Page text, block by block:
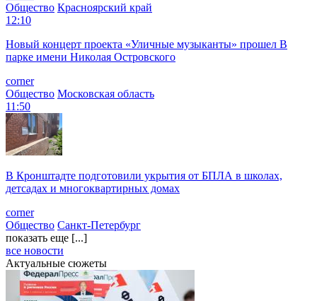
Общество Красноярский край
12:10
Новый концерт проекта «Уличные музыканты» прошел В
парке имени Николая Островского
corner
Общество Московская область
11:50
В Кронштадте подготовили укрытия от БПЛА в школах,
детсадах и многоквартирных домах
corner
Общество Санкт-Петербург
показать еще [...]
все новости
Актуальные сюжеты